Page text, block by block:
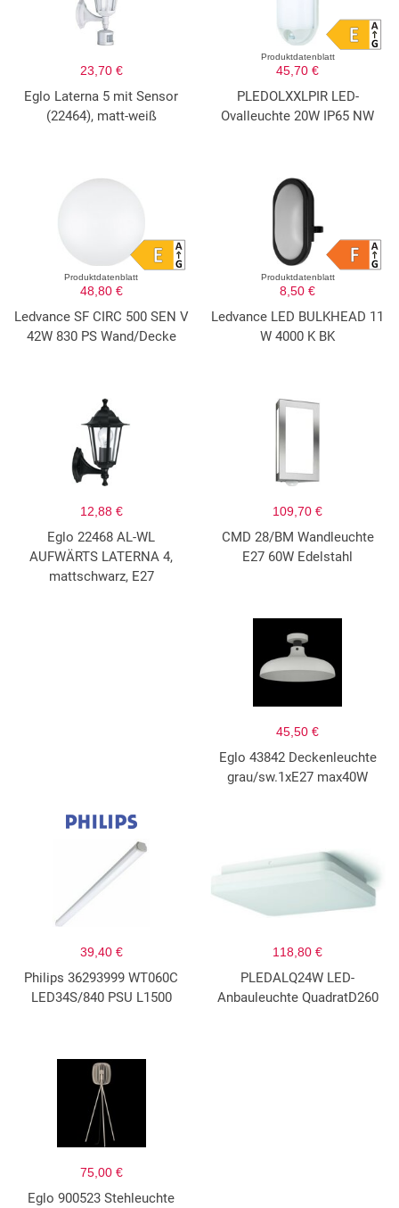
23,70 €
Eglo Laterna 5 mit Sensor
(22464), matt-weiß
Produktdatenblatt
45,70 €
PLEDOLXXLPIR LED-
Ovalleuchte 20W IP65 NW
Produktdatenblatt
48,80 €
Ledvance SF CIRC 500 SEN V
42W 830 PS Wand/Decke
Produktdatenblatt
8,50 €
Ledvance LED BULKHEAD 11
W 4000 K BK
12,88 €
Eglo 22468 AL-WL
AUFWÄRTS LATERNA 4,
mattschwarz, E27
109,70 €
CMD 28/BM Wandleuchte
E27 60W Edelstahl
45,50 €
Eglo 43842 Deckenleuchte
grau/sw.1xE27 max40W
39,40 €
Philips 36293999 WT060C
LED34S/840 PSU L1500
118,80 €
PLEDALQ24W LED-
Anbauleuchte QuadratD260
75,00 €
Eglo 900523 Stehleuchte